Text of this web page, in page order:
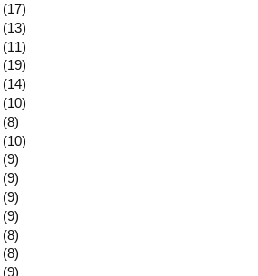
(17)
(13)
(11)
(19)
(14)
(10)
(8)
(10)
(9)
(9)
(9)
(9)
(8)
(8)
(9)